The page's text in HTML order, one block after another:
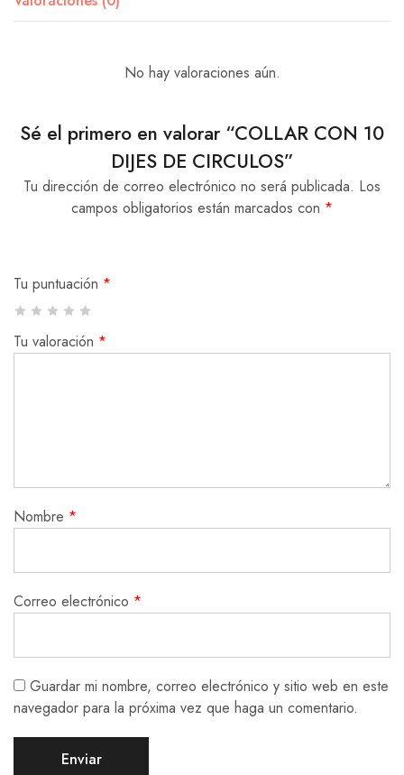
No hay valoraciones aún.
Sé el primero en valorar “COLLAR CON 10
DIJES DE CIRCULOS”
Tu dirección de correo electrónico no será publicada. Los
campos obligatorios están marcados con *
Tu puntuación *
Tu valoración *
Nombre *
Correo electrónico *
Guardar mi nombre, correo electrónico y sitio web en este
navegador para la próxima vez que haga un comentario.